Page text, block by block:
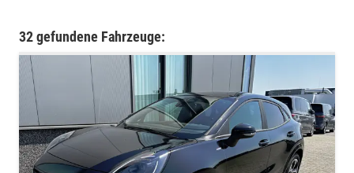
32 gefundene Fahrzeuge: